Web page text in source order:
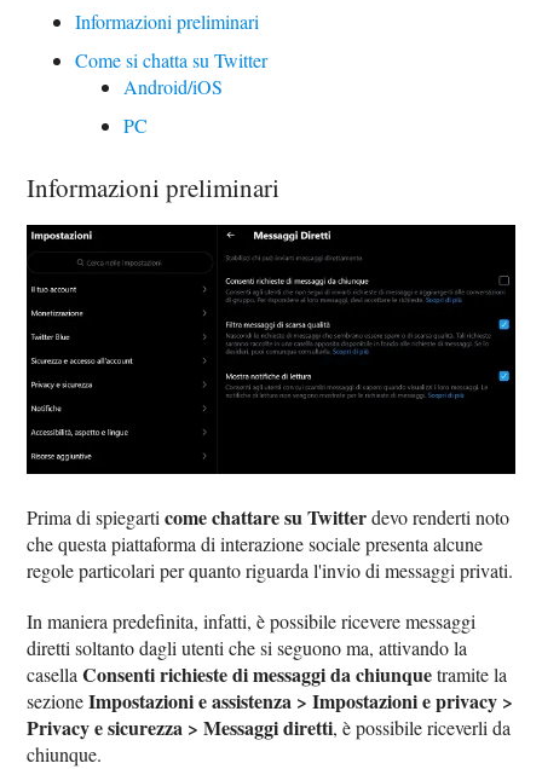
Informazioni preliminari
Come si chatta su Twitter
Android/iOS
PC
Informazioni preliminari
Prima di spiegarticome chattare su Twitterdevo renderti noto
che questa piattaforma di interazione sociale presenta alcune
regole particolari per quanto riguarda l'invio di messaggi privati.
In maniera predefinita, infatti, è possibile ricevere messaggi
diretti soltanto dagli utenti che si seguono ma, attivando la
casellaConsenti richieste di messaggi da chiunquetramite la
sezioneImpostazioni e assistenza > Impostazioni e privacy >
Privacy e sicurezza > Messaggi diretti, è possibile riceverli da
chiunque.